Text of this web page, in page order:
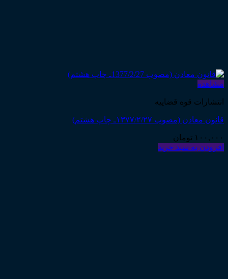
مشاهده
انتشارات قوه قضاییه
قانون معادن (مصوب ۱۳۷۷/۲/۲۷ـ چاپ هشتم)
۱۰۰,۰۰۰ تومان
افزودن به سبد خرید